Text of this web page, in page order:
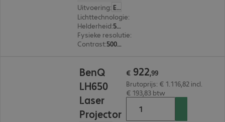
Uitvoering: Europa
Lichttechnologie:
Helderheid: 5.000 ANSI-lumen
Fysieke resolutie:
Contrast: 500.000:1
BenQ
LH650
Laser
Projector
€ 922,99
Brutoprijs: € 1.116,82 incl.
€ 193,83 btw